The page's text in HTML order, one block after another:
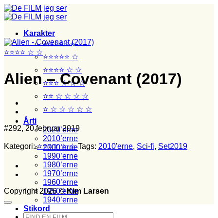
Fortsæt
til
Karakter
⭐⭐⭐⭐⭐⭐
⭐⭐⭐⭐⭐ ☆
⭐⭐⭐⭐ ☆ ☆
⭐⭐⭐ ☆ ☆ ☆
⭐⭐ ☆ ☆ ☆ ☆
⭐ ☆ ☆ ☆ ☆ ☆
Årti
2020’erne
2010’erne
2000’erne
1990’erne
1980’erne
1970’erne
1960’erne
1950’erne
1940’erne
Stikord
⭐⭐⭐⭐ ☆ ☆
Alien – Covenant (2017)
#292, 20.februar 2019
Kategori:⭐⭐⭐⭐ ☆ ☆ Tags: 2010'erne, Sci-fi, Set2019
Copyright 2026 ©Kim Larsen
Søg